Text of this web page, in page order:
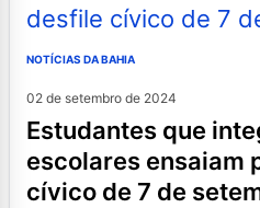
NOTÍCIAS DA BAHIA
02 de setembro de 2024
estudantes que integram as fanfarras
escolares ensaiam
cívico de 7 de